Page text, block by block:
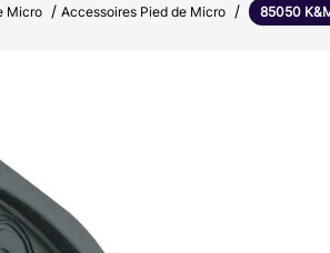
voix
détachées pour guitares et basses
DJ
Micro / Accessoires Pied de Micro / 85050